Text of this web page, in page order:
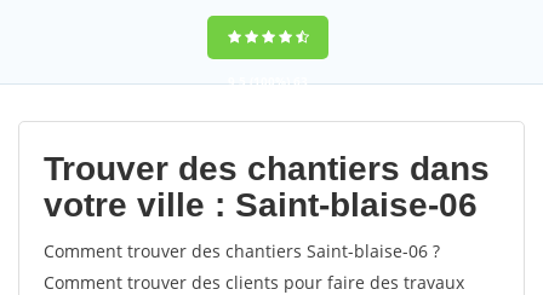
9,5(100%)63
votes
Trouver des chantiers dans
votre ville : Saint-blaise-06
Comment trouver des chantiers Saint-blaise-06 ?
Comment trouver des clients pour faire des travaux